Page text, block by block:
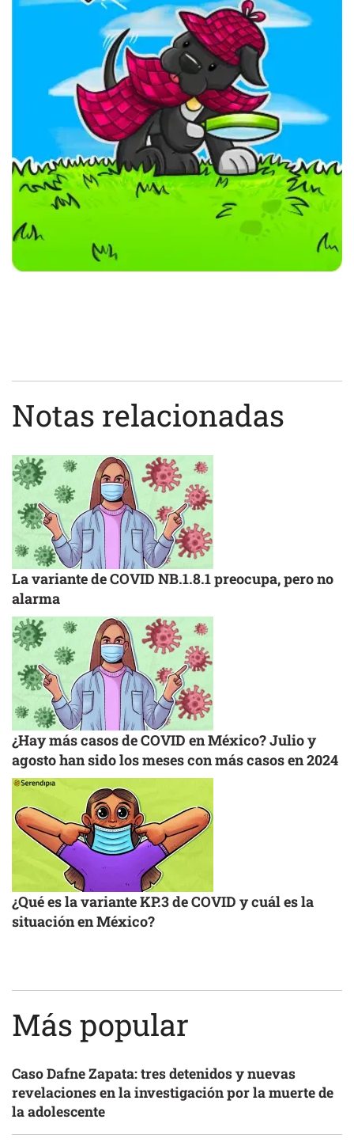
Notas relacionadas
La variante de COVID NB.1.8.1 preocupa, pero no
alarma
¿Hay más casos de COVID en México? Julio y
agosto han sido los meses con más casos en 2024
¿Qué es la variante KP.3 de COVID y cuál es la
situación en México?
Más popular
Caso Dafne Zapata: tres detenidos y nuevas
revelaciones en la investigación por la muerte de
la adolescente